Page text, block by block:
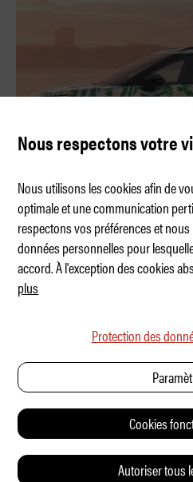
Le véhicule électrique
Nous respectons votre
Nous utilisons les cookies afin de
optimale et une communication
respectons vos préférences et
données personnelles pour
accord. À l'exception des cookies
plus
Protection des
Cookies
Autoriser tous